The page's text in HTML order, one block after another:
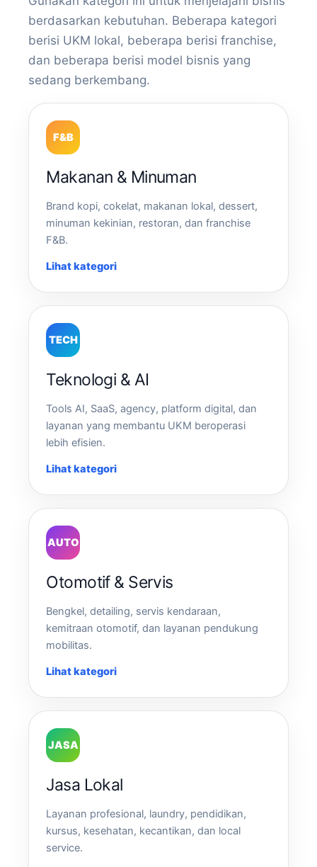
berdasarkan kebutuhan. Beberapa kategori
berisi UKM lokal, beberapa berisi franchise,
dan beberapa berisi model bisnis yang
sedang berkembang.
F&B
Makanan & Minuman
Brand kopi, cokelat, makanan lokal, dessert,
minuman kekinian, restoran, dan franchise
F&B.
Lihat kategori
TECH
Teknologi & AI
Tools AI, SaaS, agency, platform digital, dan
layanan yang membantu UKM beroperasi
lebih efisien.
Lihat kategori
AUTO
Otomotif & Servis
Bengkel, detailing, servis kendaraan,
kemitraan otomotif, dan layanan pendukung
mobilitas.
Lihat kategori
JASA
Jasa Lokal
Layanan profesional, laundry, pendidikan,
kursus, kesehatan, kecantikan, dan local
service.